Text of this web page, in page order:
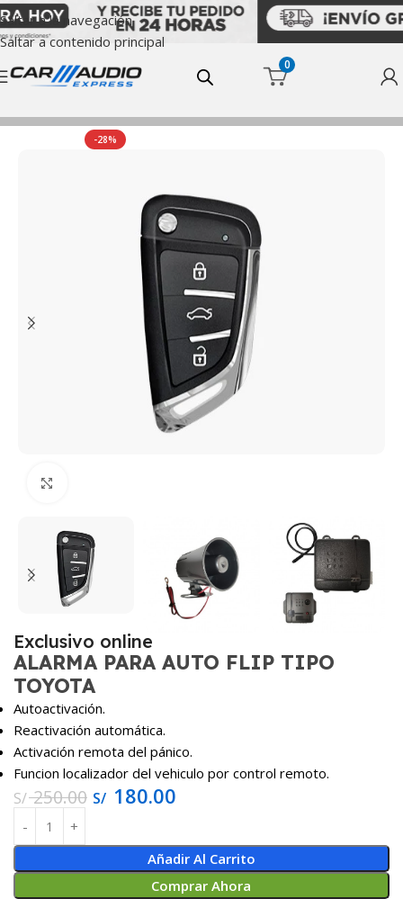
Saltar a la navegación
Saltar a contenido principal
0
Inicio Accesorios
-28%
Exclusivo online
ALARMA PARA AUTO FLIP TIPO
TOYOTA
Autoactivación.
Reactivación automática.
Activación remota del pánico.
Funcion localizador del vehiculo por control remoto.
S/250.00 S/ 180.00
Añadir Al Carrito
Comprar Ahora